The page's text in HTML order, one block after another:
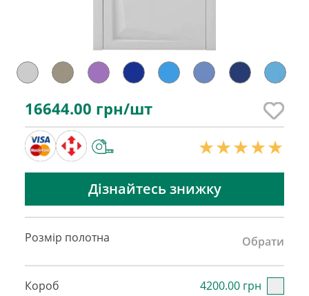
16644.00 грн/шт
Дізнайтесь знижку
Розмір полотна Обрати
Короб 4200.00 грн